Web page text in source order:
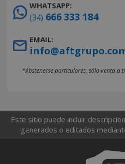
WHATSAPP:
(34) 666 333 184
EMAIL:
*Abstenerse particulares, sólo venta a
Este sitio puede incluir
generados o editados